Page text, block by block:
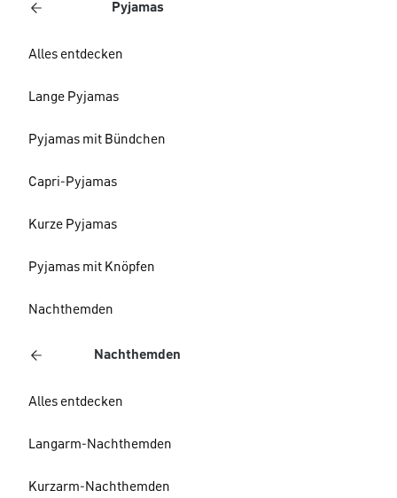
Pyjamas
Alles entdecken
Lange Pyjamas
Pyjamas mit Bündchen
Capri-Pyjamas
Kurze Pyjamas
Pyjamas mit Knöpfen
Nachthemden
Nachthemden
Alles entdecken
Langarm-Nachthemden
Kurzarm-Nachthemden